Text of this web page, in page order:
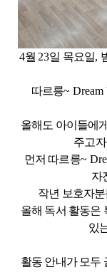
4월 23일 목요일,
따르릉~ Dream
올해도 아이들에
주고
먼저 따르릉~
자
작년 보호자
올해 독서 활동은
있
활동 안내가 모두